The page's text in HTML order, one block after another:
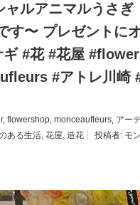
ルアニマルうさ
す〜 プレゼントに
ギ #花 #花屋
#アトレ川崎
, flowershop, monceaufleurs, アー
ある生活, 花屋, 造花 投稿者: モ